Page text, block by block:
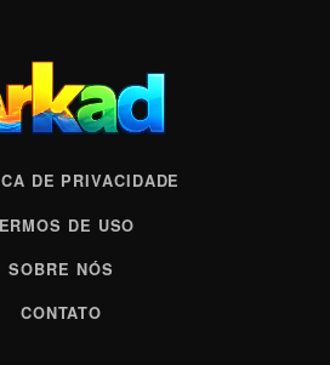
DE PRIVACIDADE
DE USO
SOBRE NÓS
CONTATO